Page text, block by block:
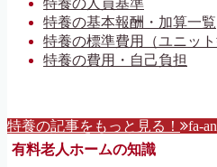
特養の人員基準
特養の基本報酬・加算一覧
特養の標準費用（ユニット
特養の費用・自己負担
特養の記事をもっと見る！ fa-
有料老人ホームの知識